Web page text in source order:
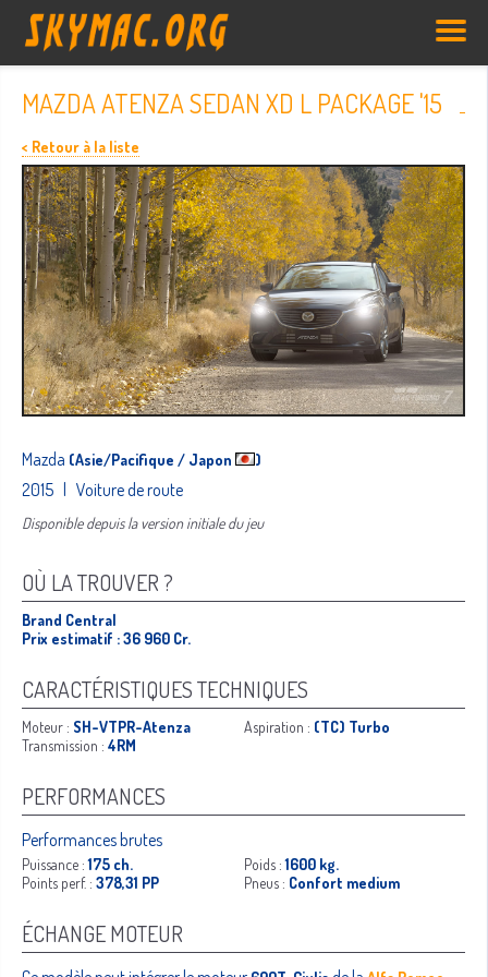
MAZDA ATENZA SEDAN XD L PACKAGE '15
< Retour à la liste
Mazda (Asie/Pacifique / Japon )
2015 | Voiture de route
Disponible depuis la version initiale du jeu
OÙ LA TROUVER ?
Brand Central
Prix estimatif : 36 960 Cr.
CARACTÉRISTIQUES TECHNIQUES
Moteur : SH-VTPR-Atenza Aspiration : (TC) Turbo
Transmission : 4RM
PERFORMANCES
Performances brutes
Puissance :175 ch. Poids :1600 kg.
Points perf. : 378,31 PP Pneus : Confort medium
ÉCHANGE MOTEUR